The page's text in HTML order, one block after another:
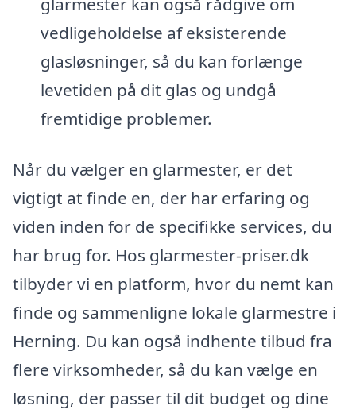
vedligeholdelse af eksisterende
glasløsninger, så du kan forlænge
levetiden på dit glas og undgå
fremtidige problemer.
Når du vælger en glarmester, er det
vigtigt at finde en, der har erfaring og
viden inden for de specifikke services, du
har brug for. Hos glarmester-priser.dk
tilbyder vi en platform, hvor du nemt kan
finde og sammenligne lokale glarmestre i
Herning. Du kan også indhente tilbud fra
flere virksomheder, så du kan vælge en
løsning, der passer til dit budget og dine